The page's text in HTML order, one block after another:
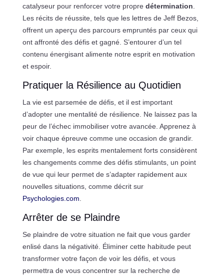
catalyseur pour renforcer votre propre détermination
Les récits de réussite, tels que les lettres de Jeff Bezos,
offrent un aperçu des parcours empruntés par ceux qui
ont affronté des défis et gagné. S’entourer d’un tel
contenu énergisant alimente notre esprit en motivation
et espoir.
Pratiquer la Résilience au Quotidien
La vie est parsemée de défis, et il est important
d’adopter une mentalité de résilience. Ne laissez pas la
peur de l’échec immobiliser votre avancée. Apprenez à
voir chaque épreuve comme une occasion de grandir.
Par exemple, les esprits mentalement forts considèrent
les changements comme des défis stimulants, un point
de vue qui leur permet de s’adapter rapidement aux
nouvelles situations, comme décrit sur
Psychologies.com
Arrêter de se Plaindre
Se plaindre de votre situation ne fait que vous garder
enlisé dans la négativité. Éliminer cette habitude peut
transformer votre façon de voir les défis, et vous
permettra de vous concentrer sur la recherche de